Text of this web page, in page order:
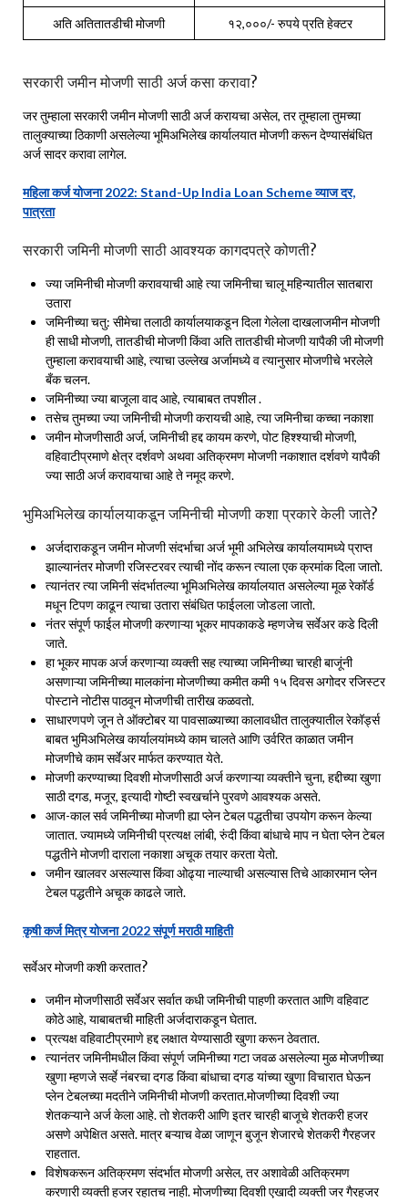
अति अतितातडीची मोजणी १२,०००/- रुपये प्रति हेक्‍टर
सरकारी जमीन मोजणी साठी अर्ज कसा करावा?
जर तुम्हाला सरकारी जमीन मोजणी साठी अर्ज करायचा असेल, तर तूम्हाला तुमच्या
तालुक्‍याच्या ठिकाणी असलेल्या भूमिअभिलेख कार्यालयात मोजणी करून देण्यासंबंधित
अर्ज सादर करावा लागेल.
महिला कर्ज योजना 2022: Stand-Up India Loan Scheme व्याज दर,
पात्रता
सरकारी जमिनी मोजणी साठी आवश्यक कागदपत्रे कोणती?
ज्या जमिनीची मोजणी करावयाची आहे त्या जमिनीचा चालू महिन्यातील सातबारा
उतारा
जमिनीच्या चतु: सीमेचा तलाठी कार्यालयाकडून दिला गेलेला दाखलाजमीन मोजणी
ही साधी मोजणी, तातडीची मोजणी किंवा अति तातडीची मोजणी यापैकी जी मोजणी
तुम्हाला करावयाची आहे, त्याचा उल्लेख अर्जामध्ये व त्यानुसार मोजणीचे भरलेले
बँक चलन.
जमिनीच्या ज्या बाजूला वाद आहे, त्याबाबत तपशील .
तसेच तुमच्या ज्या जमिनीची मोजणी करायची आहे, त्या जमिनीचा कच्चा नकाशा
जमीन मोजणीसाठी अर्ज, जमिनीची हद्द कायम करणे, पोट हिश्श्याची मोजणी,
वहिवाटीप्रमाणे क्षेत्र दर्शवणे अथवा अतिक्रमण मोजणी नकाशात दर्शवणे यापैकी
ज्या साठी अर्ज करावयाचा आहे ते नमूद करणे.
भुमिअभिलेख कार्यालयाकडून जमिनीची मोजणी कशा प्रकारे केली जाते?
अर्जदाराकडून जमीन मोजणी संदर्भाचा अर्ज भूमी अभिलेख कार्यालयामध्ये प्राप्त
झाल्यानंतर मोजणी रजिस्टरवर त्याची नोंद करून त्याला एक क्रमांक दिला जातो.
त्यानंतर त्या जमिनी संदर्भातल्या भूमिअभिलेख कार्यालयात असलेल्या मूळ रेकॉर्ड
मधून टिपण काढून त्याचा उतारा संबंधित फाईलला जोडला जातो.
नंतर संपूर्ण फाईल मोजणी करणाऱ्या भूकर मापकाकडे म्हणजेच सर्वेअर कडे दिली
जाते.
हा भूकर मापक अर्ज करणाऱ्या व्यक्ती सह त्याच्या जमिनीच्या चारही बाजूंनी
असणाऱ्या जमिनीच्या मालकांना मोजणीच्या कमीत कमी १५ दिवस अगोदर रजिस्टर
पोस्टाने नोटीस पाठवून मोजणीची तारीख कळवतो.
साधारणपणे जून ते ऑक्टोबर या पावसाळ्याच्या कालावधीत तालुक्यातील रेकॉर्ड्स
बाबत भुमिअभिलेख कार्यालयांमध्ये काम चालते आणि उर्वरित काळात जमीन
मोजणीचे काम सर्वेअर मार्फत करण्यात येते.
मोजणी करण्याच्या दिवशी मोजणीसाठी अर्ज करणाऱ्या व्यक्तीने चुना, हद्दीच्या खुणा
साठी दगड, मजूर, इत्यादी गोष्टी स्वखर्चाने पुरवणे आवश्यक असते.
आज-काल सर्व जमिनीच्या मोजणी ह्या प्लेन टेबल पद्धतीचा उपयोग करून केल्या
जातात. ज्यामध्ये जमिनीची प्रत्यक्ष लांबी, रुंदी किंवा बांधाचे माप न घेता प्लेन टेबल
पद्धतीने मोजणी दाराला नकाशा अचूक तयार करता येतो.
जमीन खालवर असल्यास किंवा ओढ्या नाल्याची असल्यास तिचे आकारमान प्लेन
टेबल पद्धतीने अचूक काढले जाते.
कृषी कर्ज मित्र योजना 2022 संपूर्ण मराठी माहिती
सर्वेअर मोजणी कशी करतात?
जमीन मोजणीसाठी सर्वेअर सर्वात कधी जमिनीची पाहणी करतात आणि वहिवाट
कोठे आहे, याबाबतची माहिती अर्जदाराकडून घेतात.
प्रत्यक्ष वहिवाटीप्रमाणे हद्द लक्षात येण्यासाठी खुणा करून ठेवतात.
त्यानंतर जमिनीमधील किंवा संपूर्ण जमिनीच्या गटा जवळ असलेल्या मुळ मोजणीच्या
खुणा म्हणजे सर्व्हे नंबरचा दगड किंवा बांधाचा दगड यांच्या खुणा विचारात घेऊन
प्लेन टेबलच्या मदतीने जमिनीची मोजणी करतात.मोजणीच्या दिवशी ज्या
शेतकऱ्याने अर्ज केला आहे. तो शेतकरी आणि इतर चारही बाजूचे शेतकरी हजर
असणे अपेक्षित असते. मात्र बऱ्याच वेळा जाणून बुजून शेजारचे शेतकरी गैरहजर
राहतात.
विशेषकरून अतिक्रमण संदर्भात मोजणी असेल, तर अशावेळी अतिक्रमण
करणारी व्यक्ती हजर रहातच नाही. मोजणीच्या दिवशी एखादी व्यक्ती जर गैरहजर